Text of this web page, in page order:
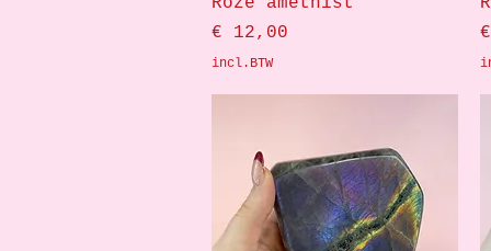
Prijs
€ 12,00
incl.BTW